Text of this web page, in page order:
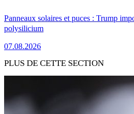
Panneaux solaires et puces : Trump
polysilicium
07.08.2026
PLUS DE CETTE SECTION